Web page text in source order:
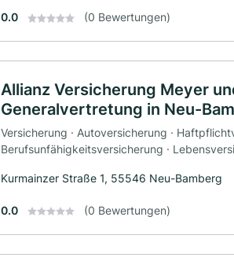
0.0 (0 Bewertungen)
Allianz Versicherung Meyer
Generalvertretung in Neu-
Versicherung · Autoversicherung ·
Berufsunfähigkeitsversicherung ·
Kurmainzer Straße 1, 55546 Neu-Bamberg
0.0 (0 Bewertungen)